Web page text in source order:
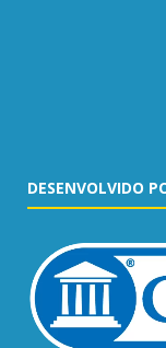
DESENVOLVIDO